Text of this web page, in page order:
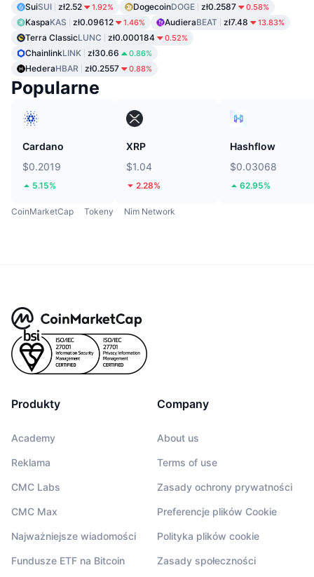
SuiSUI zł2.52 1.92% DogecoinDOGE zł0.2587 0.58%
KaspaKAS zł0.09612 1.46% AudieraBEAT zł7.48 13.83%
Terra ClassicLUNC zł0.000184 0.52%
ChainlinkLINK zł30.66 0.86%
HederaHBAR zł0.2557 0.88%
Popularne
Cardano
$0.2019
5.15%
XRP
$1.04
2.28%
Hashflow
$0.03068
62.95%
CoinMarketCap Tokeny Nim Network
Produkty
Academy
Reklama
CMC Labs
CMC Max
Najważniejsze wiadomości
Fundusze ETF na Bitcoin
Company
About us
Terms of use
Zasady ochrony prywatności
Preferencje plików Cookie
Polityka plików cookie
Zasady społeczności